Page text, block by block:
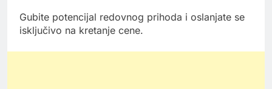
Gubite potencijal redovnog prihoda i oslanjate se
isključivo na kretanje cene.